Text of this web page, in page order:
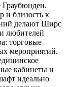
и близость к
делают Ширс
любителей
торговые
мероприятий.
кабинеты и
идеально